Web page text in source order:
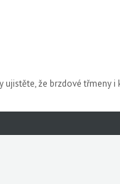
ujistěte, že brzdové třmeny